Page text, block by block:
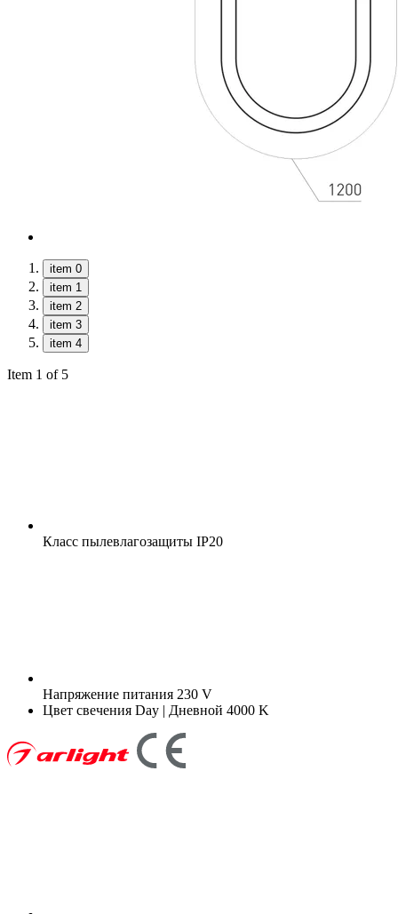
item 0
item 1
item 2
item 3
item 4
Item 1 of 5
Класс пылевлагозащиты IP20
Напряжение питания 230 V
Цвет свечения Day | Дневной 4000 K